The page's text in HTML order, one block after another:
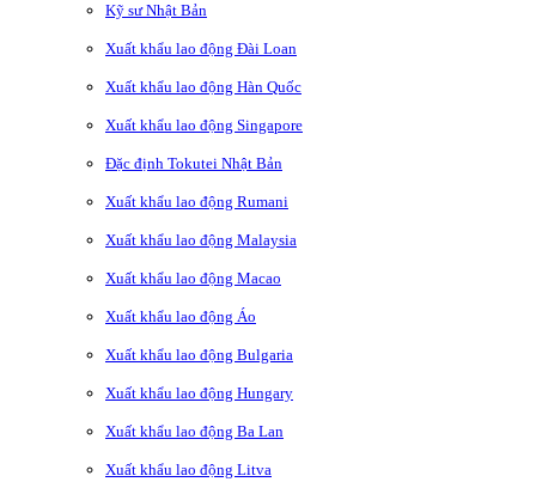
Kỹ sư Nhật Bản
Xuất khẩu lao động Đài Loan
Xuất khẩu lao động Hàn Quốc
Xuất khẩu lao động Singapore
Đặc định Tokutei Nhật Bản
Xuất khẩu lao động Rumani
Xuất khẩu lao động Malaysia
Xuất khẩu lao động Macao
Xuất khẩu lao động Áo
Xuất khẩu lao động Bulgaria
Xuất khẩu lao động Hungary
Xuất khẩu lao động Ba Lan
Xuất khẩu lao động Litva